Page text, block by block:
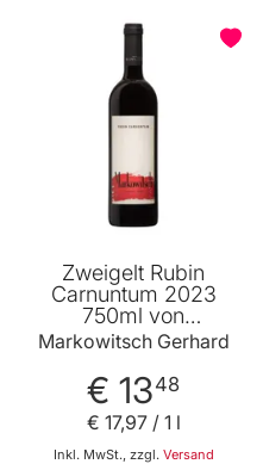
Zweigelt Rubin
Carnuntum 2023
750ml von
Markowitsch Gerhard
Markowitsch Gerhard
€ 1348
Inkl. MwSt., zzgl. Versand
€ 17,97/ 1 l